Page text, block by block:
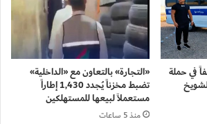
ضبط 48 مخالفاً في حملة «التجارة» بالتعاون مع «الداخلية»
تضبط مخزناً يُجدد 1,430 إطاراً
مستعملاً لبيعها للمستهلكين
منذ 5 ساعات